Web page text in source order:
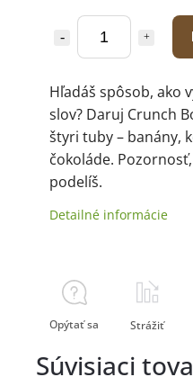
Hľadáš spôsob, ako
slov? Daruj Crunch
štyri tuby – banány,
čokoláde.
podelíš.
Detailné informácie
Opýtať sa Strážiť
Súvisiaci